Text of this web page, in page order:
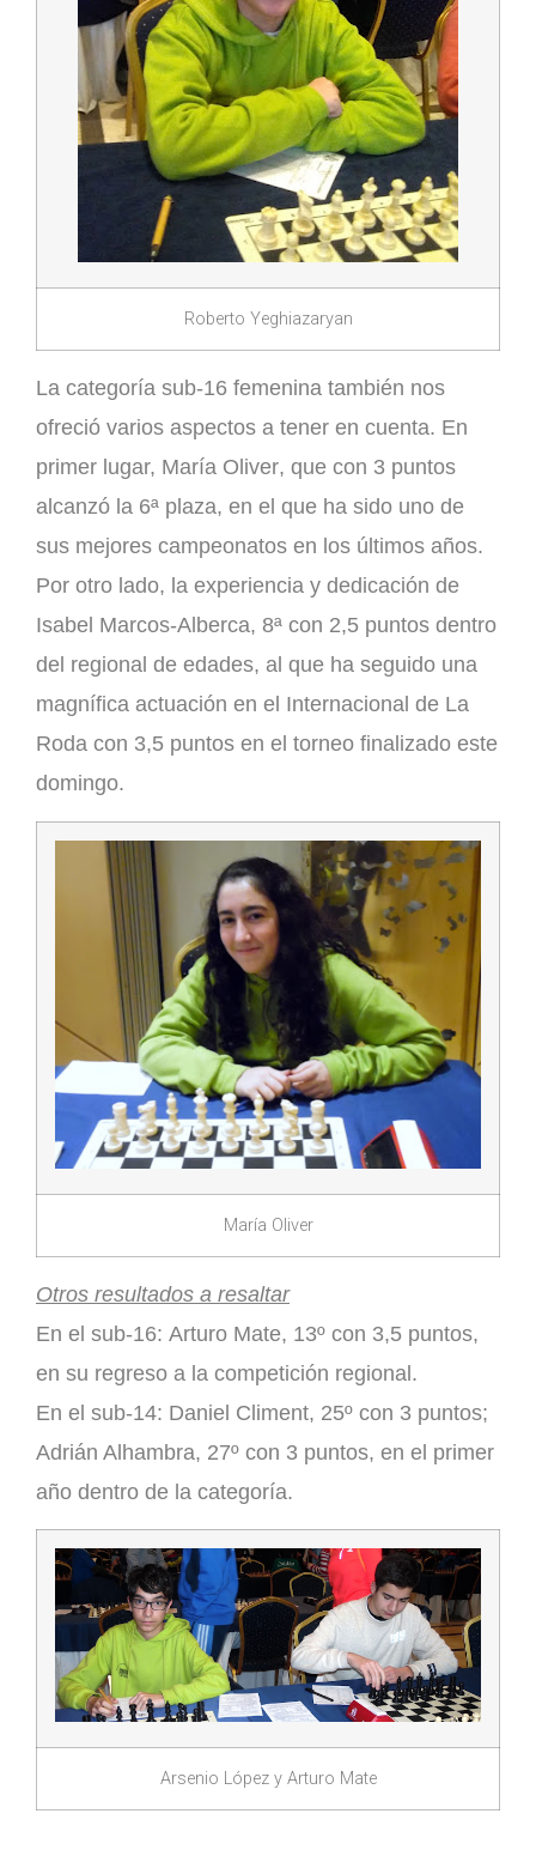
Roberto Yeghiazaryan
La categoría sub-16 femenina también nos
ofreció varios aspectos a tener en cuenta. En
primer lugar, María Oliver, que con 3 puntos
alcanzó la 6ª plaza, en el que ha sido uno de
sus mejores campeonatos en los últimos años.
Por otro lado, la experiencia y dedicación de
Isabel Marcos-Alberca, 8ª con 2,5 puntos dentro
del regional de edades, al que ha seguido una
magnífica actuación en el Internacional de La
Roda con 3,5 puntos en el torneo finalizado este
domingo.
María Oliver
Otros resultados a resaltar
En el sub-16: Arturo Mate, 13º con 3,5 puntos,
en su regreso a la competición regional.
En el sub-14: Daniel Climent, 25º con 3 puntos;
Adrián Alhambra, 27º con 3 puntos, en el primer
año dentro de la categoría.
Arsenio López y Arturo Mate